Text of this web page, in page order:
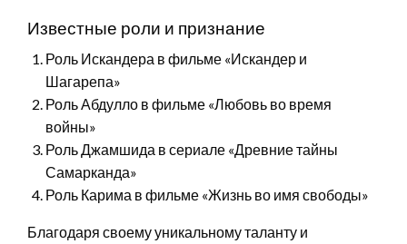
Известные роли и признание
Роль Искандера в фильме «Искандер и
Шагарепа»
Роль Абдулло в фильме «Любовь во время
войны»
Роль Джамшида в сериале «Древние тайны
Самарканда»
Роль Карима в фильме «Жизнь во имя свободы»
Благодаря своему уникальному таланту и